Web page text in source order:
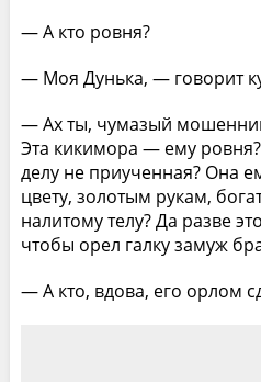
— А кто ровня?
— Моя Дунька, — говорит
— Ах ты, чумазый
Эта кикимора — ему
делу не приученная? Она
цвету, золотым рукам,
налитому телу? Да разве
чтобы орел галку замуж
— А кто, вдова, его орлом